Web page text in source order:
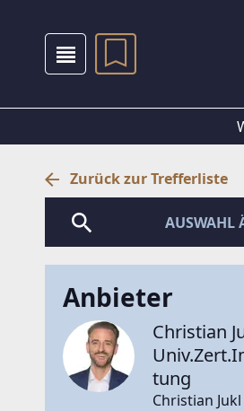
Zurück zur Trefferliste
AUSWAHL
Anbieter
Christian
tung
Christian Jukl